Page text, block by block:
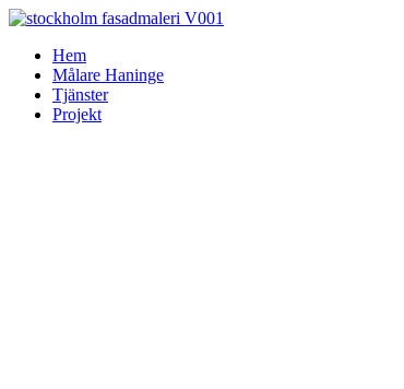
Skip
contentHem
Målare Haninge
Tjänster
Projekt